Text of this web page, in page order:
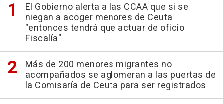
El Gobierno alerta a las CCAA que si se
niegan a acoger menores de Ceuta
"entonces tendrá que actuar de oficio
Fiscalía"
Más de 200 menores migrantes no
acompañados se aglomeran a las puertas de
la Comisaría de Ceuta para ser registrados